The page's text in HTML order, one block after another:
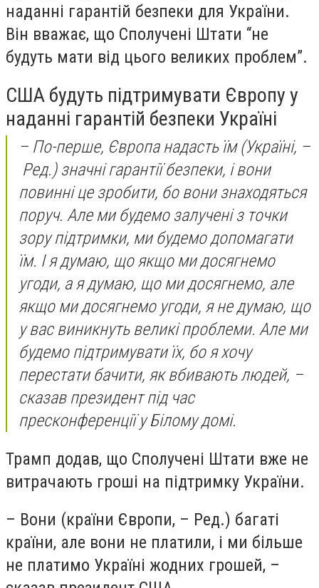
наданні гарантій безпеки для України.
Він вважає, що Сполучені Штати “не
будуть мати від цього великих проблем”.
США будуть підтримувати Європу у
наданні гарантій безпеки Україні
– По-перше, Європа надасть їм (Україні, –
Ред.) значні гарантії безпеки, і вони
повинні це зробити, бо вони знаходяться
поруч. Але ми будемо залучені з точки
зору підтримки, ми будемо допомагати
їм. І я думаю, що якщо ми досягнемо
угоди, а я думаю, що ми досягнемо, але
якщо ми досягнемо угоди, я не думаю, що
у вас виникнуть великі проблеми. Але ми
будемо підтримувати їх, бо я хочу
перестати бачити, як вбивають людей, –
сказав президент під час
пресконференції у Білому домі.
Трамп додав, що Сполучені Штати вже не
витрачають гроші на підтримку України.
– Вони (країни Європи, – Ред.) багаті
країни, але вони не платили, і ми більше
не платимо Україні жодних грошей, –